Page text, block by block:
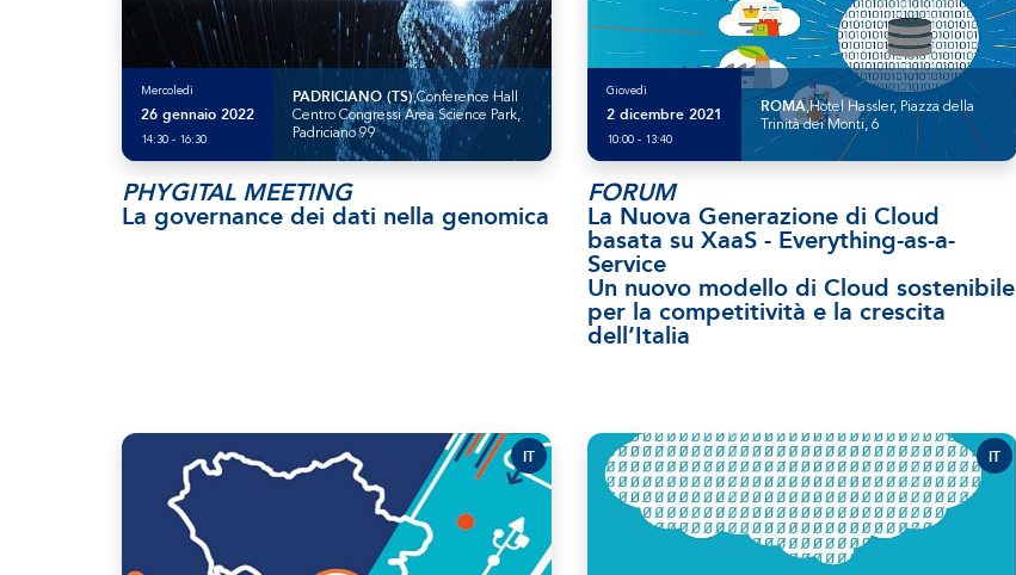
Mercoledì
26 gennaio 2022
14:30 - 16:30
PADRICIANO (TS),Conference Hall
Centro Congressi Area Science Park,
Padriciano 99
PHYGITAL MEETING
La governance dei dati nella genomica
Giovedì
2 dicembre 2021
10:00 - 13:40
ROMA,Hotel Hassler, Piazza della
Trinità dei Monti, 6
FORUM
La Nuova Generazione di Cloud
basata su XaaS - Everything-as-a-
Service
Un nuovo modello di Cloud sostenibile
per la competitività e la crescita
dell’Italia
IT IT